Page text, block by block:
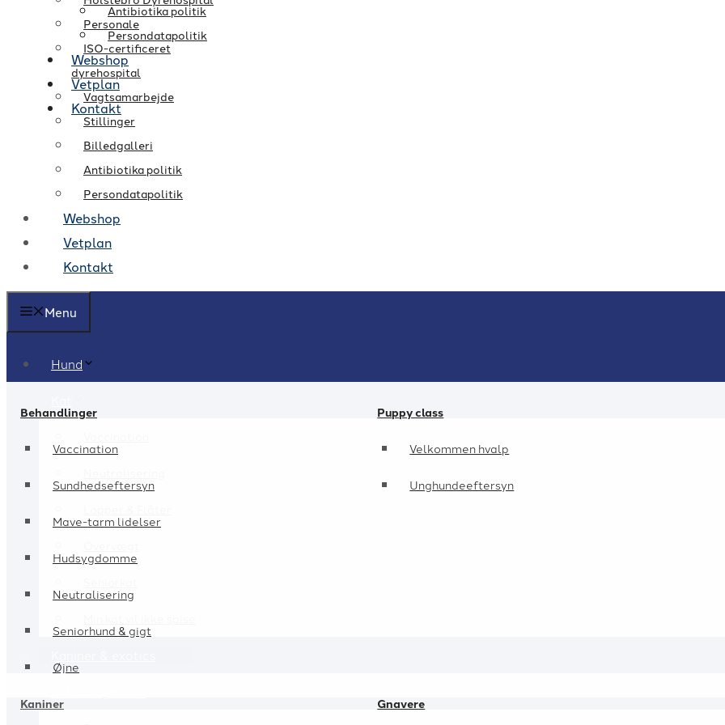
Antibiotika politik
Persondatapolitik
Webshop
Vetplan
Kontakt
Personale
ISO-certificeret
dyrehospital
Vagtsamarbejde
Stillinger
Billedgalleri
Antibiotika politik
Persondatapolitik
Webshop
Vetplan
Kontakt
Menu
Hund
Behandlinger
Vaccination
Sundhedseftersyn
Mave-tarm lidelser
Hudsygdomme
Neutralisering
Seniorhund & gigt
Øjne
Puppy class
Velkommen hvalp
Unghundeeftersyn
Kaniner Gnavere